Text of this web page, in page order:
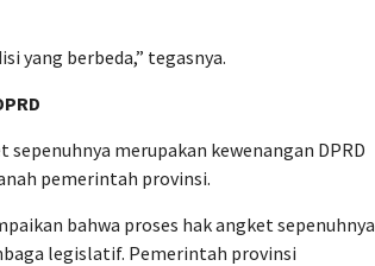
yang berbeda,” tegasnya.
merupakan kewenangan DPRD
pemerintah provinsi.
bahwa proses hak angket sepenuhnya
legislatif. Pemerintah provinsi